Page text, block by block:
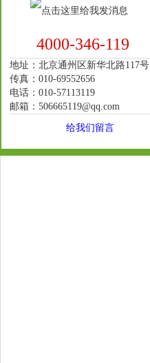
4000-346-119
地址：北京通州区新华北路117号
传真：010-69552656
电话：010-57113119
邮箱：506665119@qq.com
给我们留言